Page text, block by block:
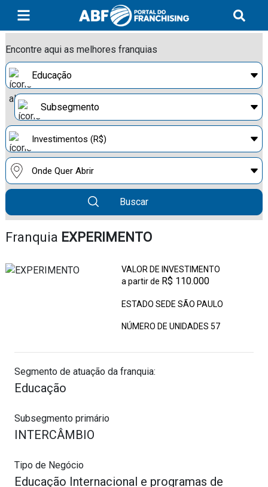
Encontre aqui as melhores franquias
Buscar
Franquia EXPERIMENTO
VALOR DE INVESTIMENTO
a partir de R$ 110.000
ESTADO SEDE SÃO PAULO
NÚMERO DE UNIDADES57
Segmento de atuação da franquia:
Educação
Subsegmento primário
INTERCÂMBIO
Tipo de Negócio
Educação Internacional e programas de